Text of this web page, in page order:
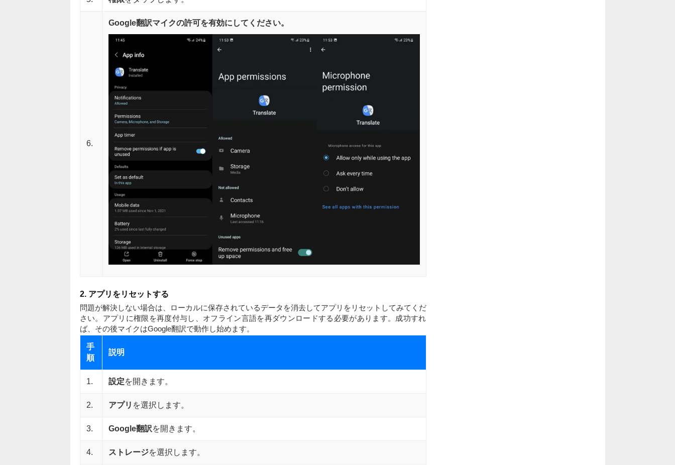
6.
Google翻訳マイクの許可を有効にしてください。
2. アプリをリセットする
問題が解決しない場合は、ローカルに保存されているデータを消去してアプリをリセットしてみてくだ
さい。アプリに権限を再度付与し、オフライン言語を再ダウンロードする必要があります。成功すれ
ば、その後マイクはGoogle翻訳で動作し始めます。
手
順
説明
1. 設定を開きます。
2. アプリ を選択します。
3. Google翻訳を開きます。
4. ストレージを選択します。